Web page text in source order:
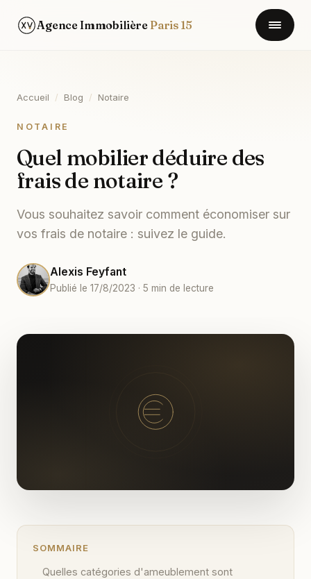
Agence Immobilière Paris 15
Accueil / Blog / Notaire
NOTAIRE
Quel mobilier déduire des
frais de notaire ?
Vous souhaitez savoir comment économiser sur
vos frais de notaire : suivez le guide.
Alexis Feyfant
Publié le 17/8/2023 · 5 min de lecture
SOMMAIRE
Quelles catégories d'ameublement sont